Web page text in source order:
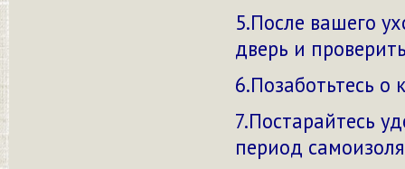
5.После вашего
дверь и
6.Позаботьтесь
7.Постарайтесь
период